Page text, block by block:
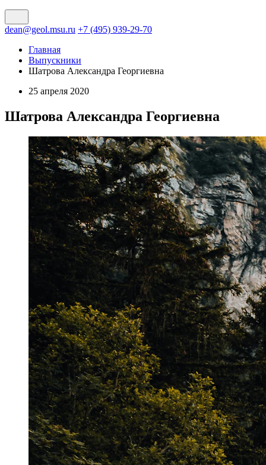
dean@geol.msu.ru +7 (495) 939-29-70
Главная
Выпускники
Шатрова Александра Георгиевна
25 апреля 2020
Шатрова Александра Георгиевна